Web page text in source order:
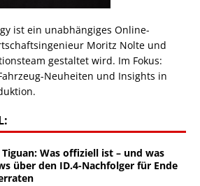
ist ein unabhängiges Online-
Moritz Nolte und
gestaltet wird. Im Fokus:
Neuheiten und Insights in
Tiguan: Was offiziell ist – und was
über den ID.4-Nachfolger für Ende